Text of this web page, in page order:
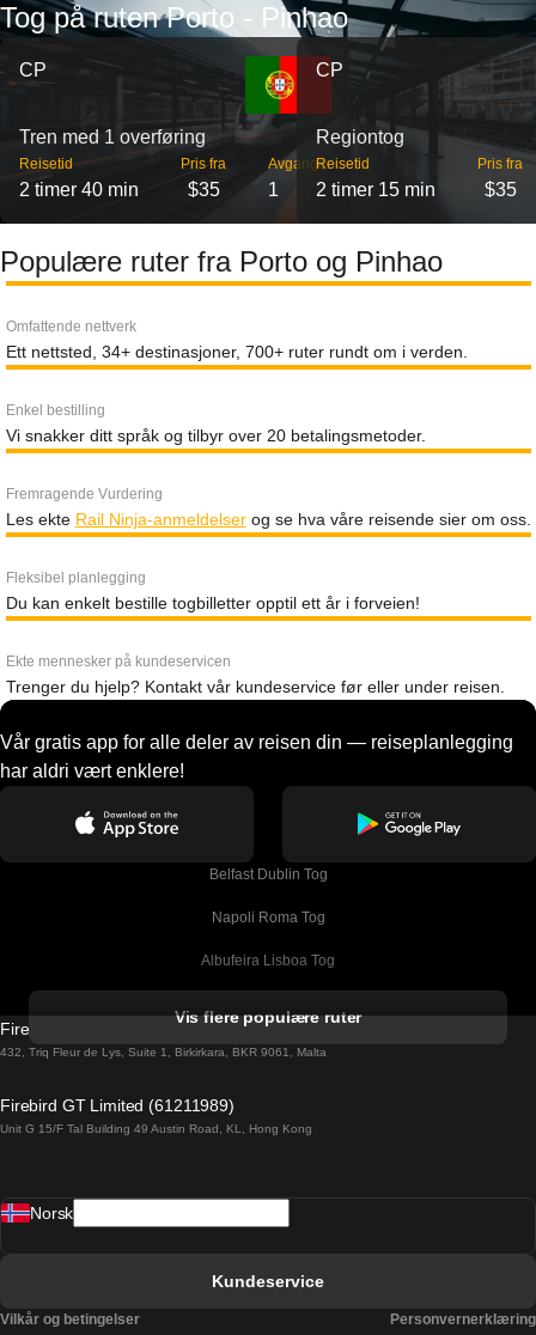
Tog på ruten Porto - Pinhao
CP
Tren med 1 overføring
Reisetid
2 timer 40 min
Pris fra
$35
Avganger
1
CP
Regiontog
Reisetid
2 timer 15 min
Pris fra
$35
Populære ruter fra Porto og Pinhao
Omfattende nettverk
Ett nettsted, 34+ destinasjoner, 700+ ruter rundt om i verden.
Enkel bestilling
Vi snakker ditt språk og tilbyr over 20 betalingsmetoder.
Fremragende Vurdering
Les ekte Rail Ninja-anmeldelserog se hva våre reisende sier om oss.
Fleksibel planlegging
Du kan enkelt bestille togbilletter opptil ett år i forveien!
Ekte mennesker på kundeservicen
Trenger du hjelp? Kontakt vår kundeservice før eller under reisen.
Vår gratis app for alle deler av reisen din — reiseplanlegging
har aldri vært enklere!
Belfast Dublin Tog
Napoli Roma Tog
Albufeira Lisboa Tog
Barcelona Madrid Tog
Barcelona Sevilla Tog
Vis flere populære ruter
Firebird GT Limited (OC 1451)
432, Triq Fleur de Lys, Suite 1, Birkirkara, BKR 9061, Malta
Firebird GT Limited (61211989)
Unit G 15/F Tal Building 49 Austin Road, KL, Hong Kong
Norsk
Kundeservice
Vilkår og betingelser Personvernerklæring